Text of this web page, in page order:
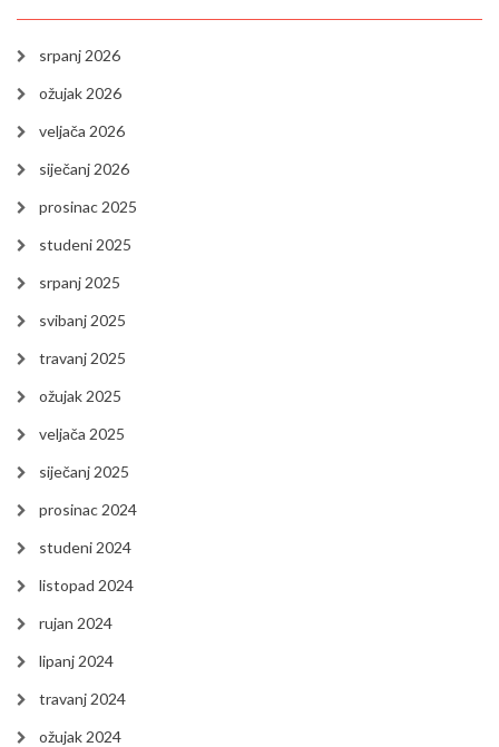
srpanj 2026
ožujak 2026
veljača 2026
siječanj 2026
prosinac 2025
studeni 2025
srpanj 2025
svibanj 2025
travanj 2025
ožujak 2025
veljača 2025
siječanj 2025
prosinac 2024
studeni 2024
listopad 2024
rujan 2024
lipanj 2024
travanj 2024
ožujak 2024